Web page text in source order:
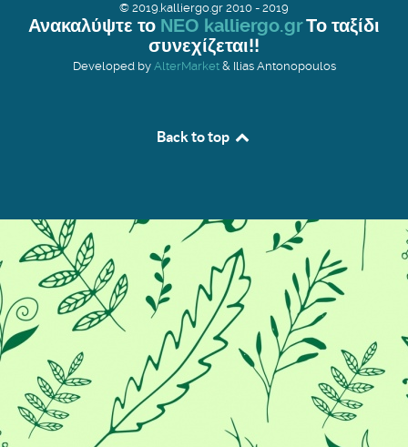
© 2019.kalliergo.gr 2010 - 2019
Ανακαλύψτε το ΝΕΟ kalliergo.grΤο ταξίδι
συνεχίζεται!!
Developed by AlterMarket& Ilias Antonopoulos
Back to top